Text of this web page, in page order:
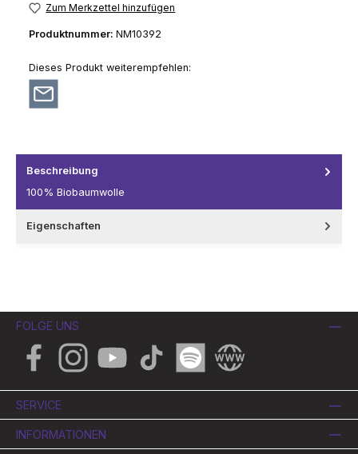
Zum Merkzettel hinzufügen
Produktnummer: NM10392
Dieses Produkt weiterempfehlen:
Beschreibung
100% Biobaumwolle
Eigenschaften
FOLGE UNS
FacebookInstagramYouTube TikTok Spotify Website
SERVICE
INFORMATIONEN